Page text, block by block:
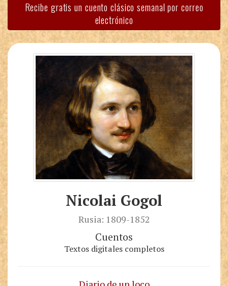
Recibe gratis un cuento clásico semanal por correo
electrónico
Nicolai Gogol
Rusia: 1809-1852
Cuentos
Textos digitales completos